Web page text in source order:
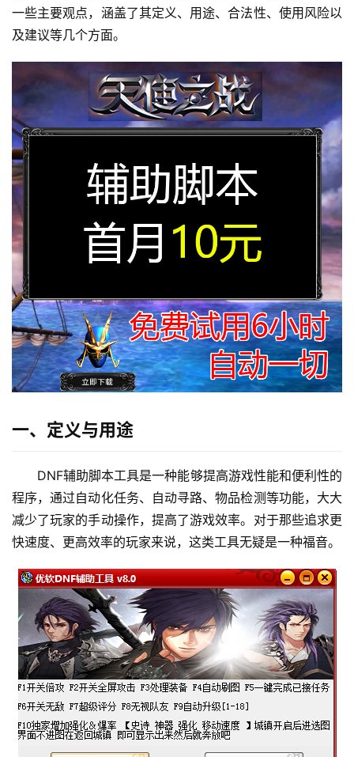
一些主要观点，涵盖了其定义、用途、合法性、使用风险以
及建议等几个方面。
一、定义与用途
DNF辅助脚本工具是一种能够提高游戏性能和便利性的
程序，通过自动化任务、自动寻路、物品检测等功能，大大
减少了玩家的手动操作，提高了游戏效率。对于那些追求更
快速度、更高效率的玩家来说，这类工具无疑是一种福音。